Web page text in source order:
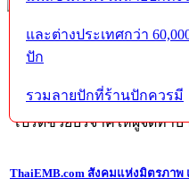
กฏ-กติกา ห้ามจำหน่าย, จ่า
ไม่ว่าจะเป็นทางหน้าบอร์ด
หากท่านถูกในในผลงาน ห
โปรดช่วยบริจาคให้ผู้จัดทำบ้
ThaiEMB.com สังคมแห่งมิตรภาพ
และต่างประเทศกว่า
ปัก
รวมลายปักที่ร้านปักควรมี